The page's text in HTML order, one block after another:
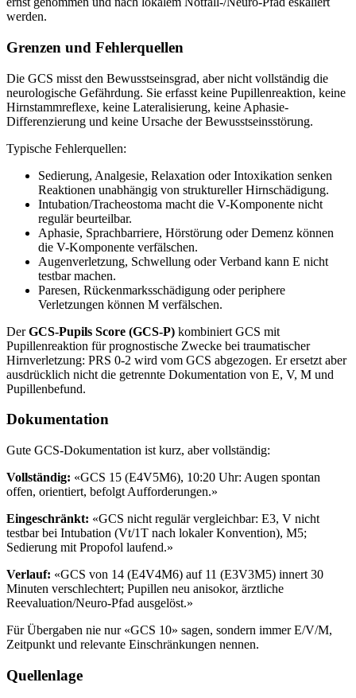
werden.
Grenzen und Fehlerquellen
Die GCS misst den Bewusstseinsgrad, aber nicht vollständig die
neurologische Gefährdung. Sie erfasst keine Pupillenreaktion, keine
Hirnstammreflexe, keine Lateralisierung, keine Aphasie-
Differenzierung und keine Ursache der Bewusstseinsstörung.
Typische Fehlerquellen:
Sedierung, Analgesie, Relaxation oder Intoxikation senken
Reaktionen unabhängig von struktureller Hirnschädigung.
Intubation/Tracheostoma macht die V-Komponente nicht
regulär beurteilbar.
Aphasie, Sprachbarriere, Hörstörung oder Demenz können
die V-Komponente verfälschen.
Augenverletzung, Schwellung oder Verband kann E nicht
testbar machen.
Paresen, Rückenmarksschädigung oder periphere
Verletzungen können M verfälschen.
DerGCS-Pupils Score (GCS-P) kombiniert GCS mit
Pupillenreaktion für prognostische Zwecke bei traumatischer
Hirnverletzung: PRS 0-2 wird vom GCS abgezogen. Er ersetzt aber
ausdrücklich nicht die getrennte Dokumentation von E, V, M und
Pupillenbefund.
Dokumentation
Gute GCS-Dokumentation ist kurz, aber vollständig:
Vollständig: «GCS 15 (E4V5M6), 10:20 Uhr: Augen spontan
offen, orientiert, befolgt Aufforderungen.»
Eingeschränkt: «GCS nicht regulär vergleichbar: E3, V nicht
testbar bei Intubation (Vt/1T nach lokaler Konvention), M5;
Sedierung mit Propofol laufend.»
Verlauf: «GCS von 14 (E4V4M6) auf 11 (E3V3M5) innert 30
Minuten verschlechtert; Pupillen neu anisokor, ärztliche
Reevaluation/Neuro-Pfad ausgelöst.»
Für Übergaben nie nur «GCS 10» sagen, sondern immer E/V/M,
Zeitpunkt und relevante Einschränkungen nennen.
Quellenlage